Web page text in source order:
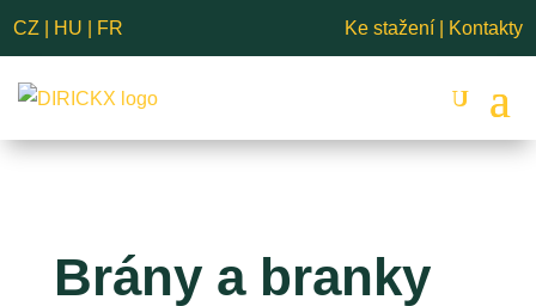
CZ HU FR Ke stažení Kontakty
Brány a branky